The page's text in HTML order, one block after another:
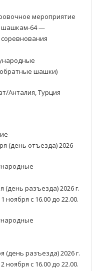
мероприятие
шашкам-64 —
шашки)
Анталия, Турция
(день отъезда) 2026
(день разъезда) 2026 г.
с 16.00 до 22.00.
(день разъезда) 2026 г.
с 16.00 до 22.00.